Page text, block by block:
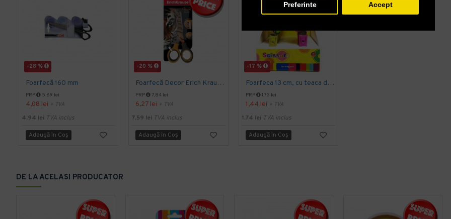
Preferinte Accept
-28 %
Foarfecă 160 mm
PRP 5,69 lei
4,08 lei + TVA
4,94 lei TVA inclus
Adaugă în Coş
-20 %
Foarfecă Decor Erich Krause 130
PRP 7,84 lei
6,27 lei + TVA
7,59 lei TVA inclus
Adaugă în Coş
-17 %
Foarfeca 13 cm, cu teaca de protectie si maner bicolor, KEYROAD
PRP 1,73 lei
1,44 lei + TVA
1,74 lei TVA inclus
Adaugă în Coş
DE LA ACELASI PRODUCATOR